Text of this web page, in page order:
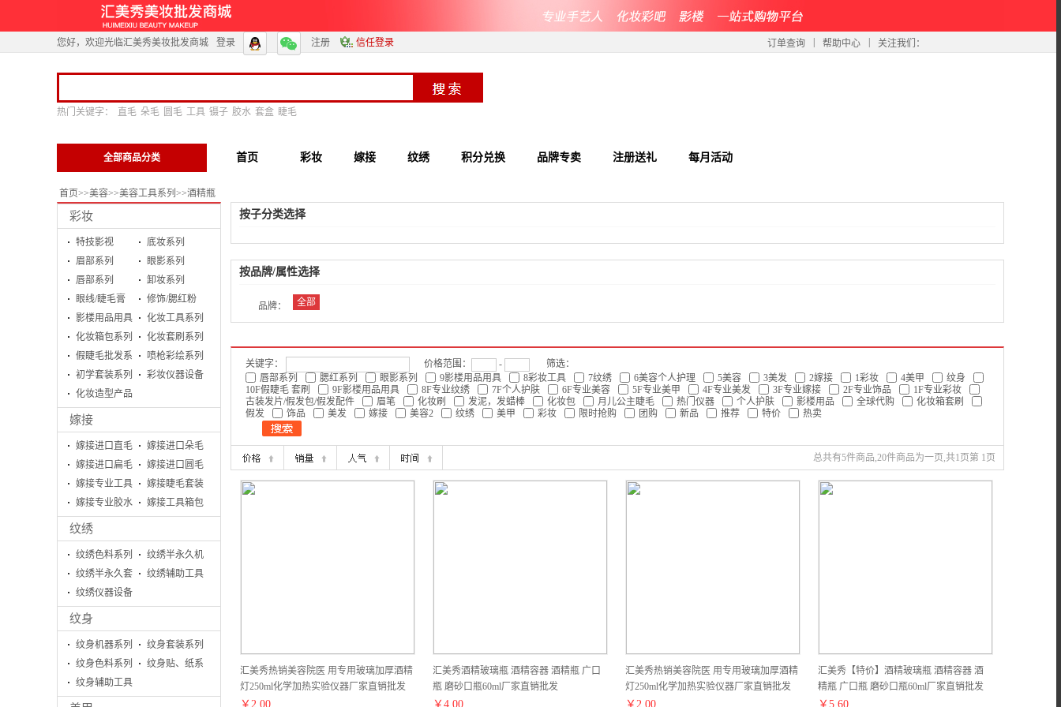
您好，欢迎光临汇美秀美妆批发商城 登录 注册 信任登录 订单查询 帮助中心 关注我们：
热门关键字： 直毛 朵毛 圆毛 工具 镊子 胶水 套盒 睫毛
全部商品分类 首页 彩妆 嫁接 纹绣 积分兑换 品牌专卖 注册送礼 每月活动
首页>>美容>>美容工具系列 >>酒精瓶
彩妆
特技影视
底妆系列
眉部系列
眼影系列
唇部系列
卸妆系列
眼线/睫毛膏
修饰/腮红粉
影楼用品用具
化妆工具系列
化妆箱包系列
化妆套刷系列
假睫毛批发系
列
喷枪彩绘系列
初学套装系列
彩妆仪器设备
化妆造型产品
嫁接
嫁接进口直毛
嫁接进口朵毛
嫁接进口扁毛
嫁接进口圆毛
嫁接专业工具
系列
嫁接睫毛套装
系列
嫁接专业胶水
系列
嫁接工具箱包
纹绣
纹绣色料系列
纹绣半永久机
器
纹绣半永久套
盒
纹绣辅助工具
纹绣仪器设备
纹身
纹身机器系列
纹身套装系列
纹身色料系列
纹身贴、纸系
纹身辅助工具
系列
按子分类选择
按品牌/属性选择
品牌： 全部
关键字： 价格范围： -
筛选：
唇部系列
腮红系列 眼影系列 9影楼用品用具 8彩妆工具 7纹绣 6美容个人护理 5美容 3美发 2嫁接 1彩妆 4美甲
纹身
10F假睫毛 套刷
9F影楼用品用具 8F专业纹绣 7F个人护肤 6F专业美容 5F专业美甲 4F专业美发 3F专业嫁接 2F专业饰品
1F专业彩妆
古装发片/假发包/假发配件
眉笔 化妆刷 发泥，发蜡棒 化妆包 月儿公主睫毛 热门仪器 个人护肤 影楼用品 全球代购
化妆箱套刷
假发
饰品 美发 嫁接 美容2 纹绣 美甲 彩妆 限时抢购 团购 新品 推荐 特价 热卖
总共有5件商品,20件商品为一页,共1页第 1页
汇美秀热销美容院医 用专用玻璃加厚酒精
灯250ml化学加热实验仪器厂家直销批发
￥ 2.00
汇美秀酒精玻璃瓶 酒精容器 酒精瓶 广口
瓶 磨砂口瓶60ml厂家直销批发
￥ 4.00
汇美秀热销美容院医 用专用玻璃加厚酒精
灯250ml化学加热实验仪器厂家直销批发
￥ 2.00
汇美秀【特价】酒精玻璃瓶 酒精容器 酒
精瓶 广口瓶 磨砂口瓶60ml厂家直销批发
￥ 5.60